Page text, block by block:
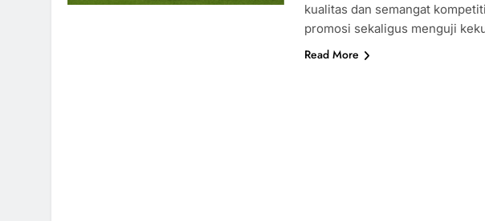
kualitas dan semangat
promosi sekaligus menguji
Read More